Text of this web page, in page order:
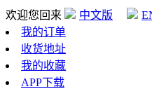
欢迎您回来 中文版
我的订单
收货地址
我的收藏
APP下载